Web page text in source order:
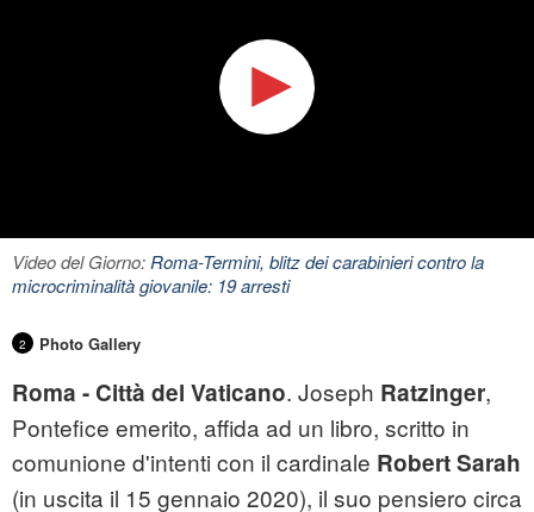
Video del Giorno:Roma-Termini, blitz dei carabinieri contro la
microcriminalità giovanile: 19 arresti
2 Photo Gallery
Roma - Città del Vaticano. Joseph Ratzinger,
Pontefice emerito, affida ad un libro, scritto in
comunione d'intenti con il cardinale Robert Sarah
(in uscita il 15 gennaio 2020), il suo pensiero circa